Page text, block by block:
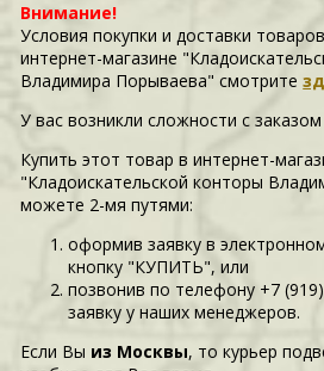
Внимание!
Условия покупки и доставки
интернет-магазине
Владимира Порываева" смотрите
У вас возникли сложности c
Купить этот товар в интернет-
"Кладоискательской конторы
можете 2-мя путями:
оформив заявку в
кнопку "КУПИТЬ", или
позвонив по телефону +7
заявку у наших менеджеров.
Если Вы из Москвы, то курьер